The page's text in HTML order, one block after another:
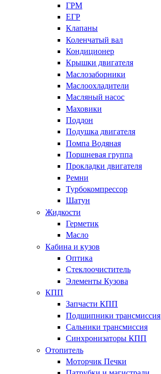
ГРМ
ЕГР
Клапаны
Коленчатый вал
Кондиционер
Крышки двигателя
Маслозаборники
Маслоохладители
Масляный насос
Маховики
Поддон
Подушка двигателя
Помпа Водяная
Поршневая группа
Прокладки двигателя
Ремни
Турбокомпрессор
Шатун
Жидкости
Герметик
Масло
Кабина и кузов
Оптика
Стеклоочиститель
Элементы Кузова
КПП
Запчасти КПП
Подшипники трансмиссия
Сальники трансмиссия
Синхронизаторы КПП
Отопитель
Моторчик Печки